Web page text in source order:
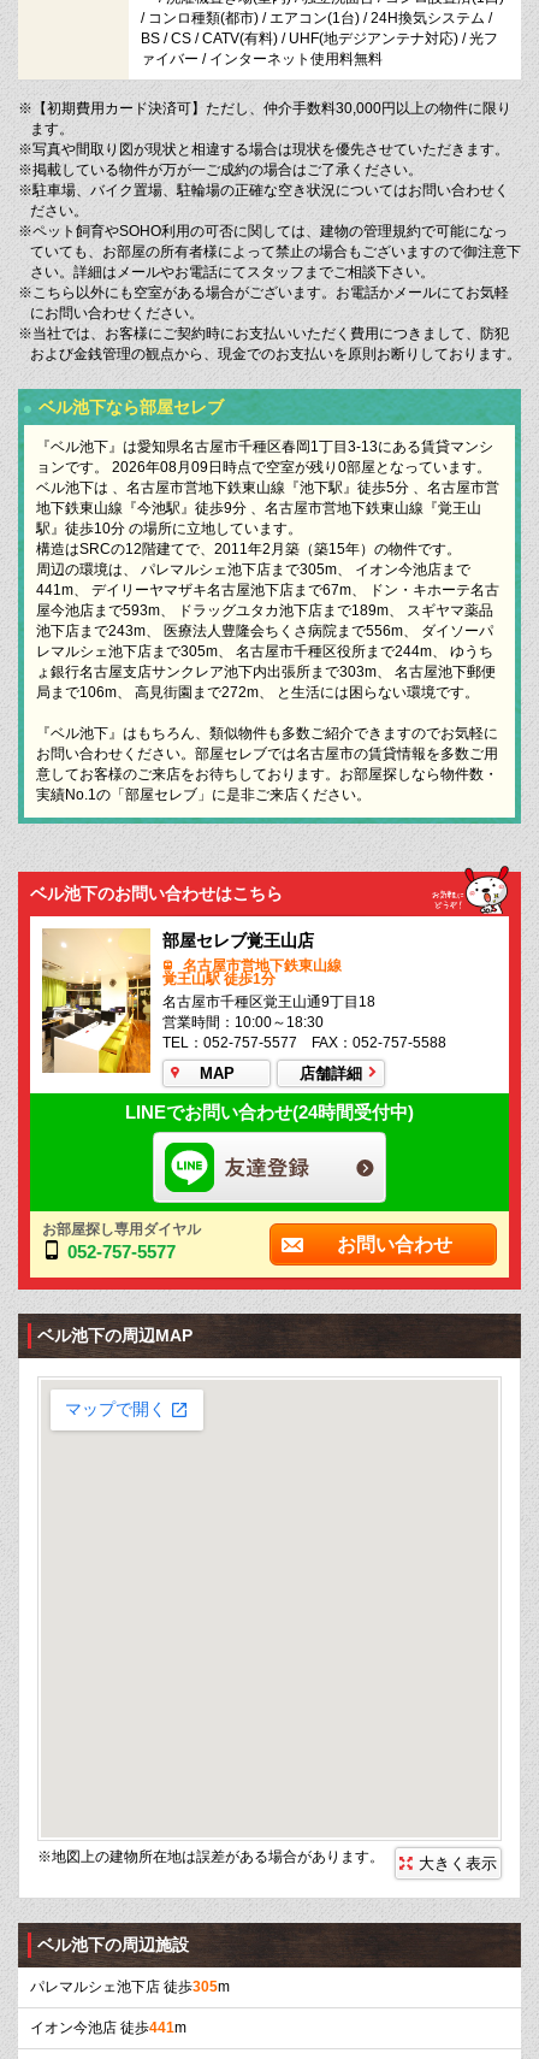
/ コンロ種類(都市) / エアコン(1台) / 24H換気システム /
BS / CS / CATV(有料) / UHF(地デジアンテナ対応) / 光フ
ァイバー / インターネット使用料無料
※【初期費用カード決済可】ただし、仲介手数料30,000円以上の物件に限り
ます。
※写真や間取り図が現状と相違する場合は現状を優先させていただきます。
※掲載している物件が万が一ご成約の場合はご了承ください。
※駐車場、バイク置場、駐輪場の正確な空き状況についてはお問い合わせく
ださい。
※ペット飼育やSOHO利用の可否に関しては、建物の管理規約で可能になっ
ていても、お部屋の所有者様によって禁止の場合もございますので御注意下
さい。詳細はメールやお電話にてスタッフまでご相談下さい。
※こちら以外にも空室がある場合がございます。お電話かメールにてお気軽
にお問い合わせください。
※当社では、お客様にご契約時にお支払いいただく費用につきまして、防犯
および金銭管理の観点から、現金でのお支払いを原則お断りしております。
ベル池下なら部屋セレブ
『ベル池下』は愛知県名古屋市千種区春岡1丁目3-13にある賃貸マンシ
ョンです。 2026年08月09日時点で空室が残り0部屋となっています。
ベル池下は 、名古屋市営地下鉄東山線『池下駅』徒歩5分 、名古屋市営
地下鉄東山線『今池駅』徒歩9分 、名古屋市営地下鉄東山線『覚王山
駅』徒歩10分 の場所に立地しています。
構造はSRCの12階建てで、2011年2月築（築15年）の物件です。
周辺の環境は、 パレマルシェ池下店まで305m、 イオン今池店まで
441m、 デイリーヤマザキ名古屋池下店まで67m、 ドン・キホーテ名古
屋今池店まで593m、 ドラッグユタカ池下店まで189m、 スギヤマ薬品
池下店まで243m、 医療法人豊隆会ちくさ病院まで556m、 ダイソーパ
レマルシェ池下店まで305m、 名古屋市千種区役所まで244m、 ゆうち
ょ銀行名古屋支店サンクレア池下内出張所まで303m、 名古屋池下郵便
局まで106m、 高見街園まで272m、 と生活には困らない環境です。
『ベル池下』はもちろん、類似物件も多数ご紹介できますのでお気軽に
お問い合わせください。部屋セレブでは名古屋市の賃貸情報を多数ご用
意してお客様のご来店をお待ちしております。お部屋探しなら物件数・
実績No.1の「部屋セレブ」に是非ご来店ください。
ベル池下のお問い合わせはこちら
部屋セレブ覚王山店
名古屋市営地下鉄東山線
覚王山駅 徒歩1分
名古屋市千種区覚王山通9丁目18
営業時間：10:00～18:30
TEL：052-757-5577 FAX：052-757-5588
MAP 店舗詳細
LINEでお問い合わせ(24時間受付中)
お部屋探し専用ダイヤル
052-757-5577 お問い合わせ
ベル池下の周辺MAP
※地図上の建物所在地は誤差がある場合があります。 大きく表示
ベル池下の周辺施設
パレマルシェ池下店 徒歩305m
イオン今池店 徒歩441m